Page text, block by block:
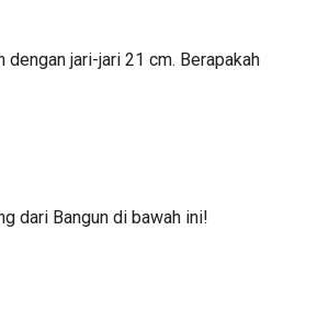
dengan jari-jari 21 cm. Berapakah
dari Bangun di bawah ini!